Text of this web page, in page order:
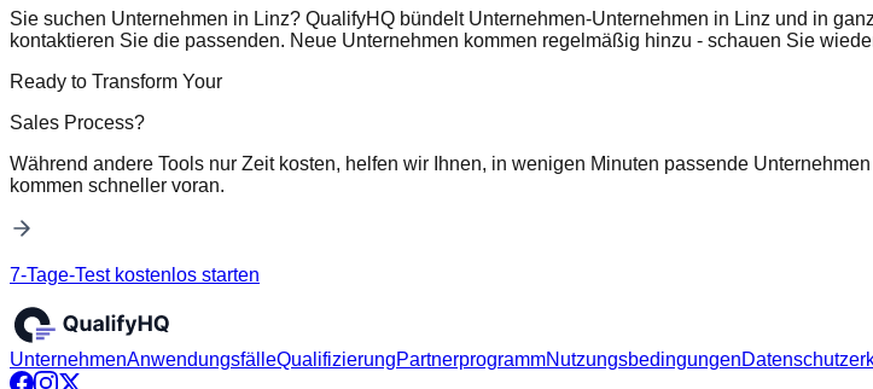
Sie suchen Unternehmen in Linz? QualifyHQ bündelt Unternehmen-Unternehmen in Linz und in
kontaktieren Sie die passenden. Neue Unternehmen kommen regelmäßig hinzu - schauen Sie
Ready to Transform Your
Sales Process?
Während andere Tools nur Zeit kosten, helfen wir Ihnen, in wenigen Minuten passende
kommen schneller voran.
7-Tage-Test kostenlos starten
UnternehmenAnwendungsfälleQualifizierungPartnerprogrammNutzungsbedingungen